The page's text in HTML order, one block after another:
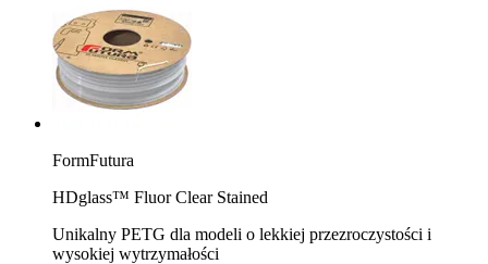
FormFutura
HDglass™ Fluor Clear Stained
Unikalny PETG dla modeli o lekkiej przezroczystości i
wysokiej wytrzymałości